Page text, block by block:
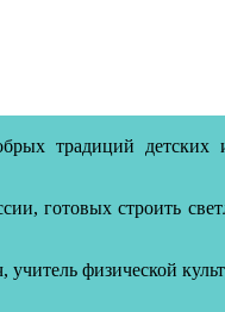
традиций детских
готовых строить
, учитель физической